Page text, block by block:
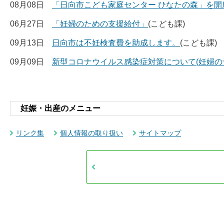
08月08日 「日向市こども家庭センター ひなたの森」を
06月27日 「妊婦のための支援給付」 (こども課)
09月13日 日向市は不妊検査費を助成します。 (こども課)
09月09日 新型コロナウイルス感染症対策について(妊婦
妊娠・出産のメニュー
リンク集 個人情報の取り扱い サイトマップ